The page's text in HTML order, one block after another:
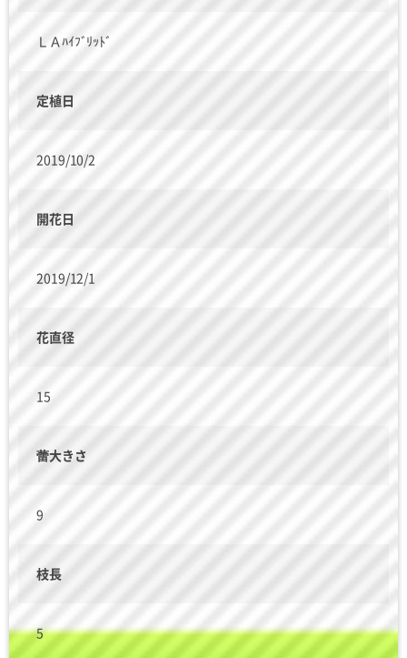
ＬＡﾊｲﾌﾞﾘｯﾄﾞ
定植日
2019/10/2
開花日
2019/12/1
花直径
15
蕾大きさ
9
枝長
5